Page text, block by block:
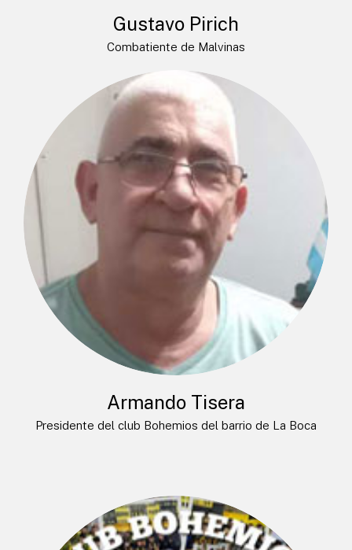
Gustavo Pirich
Combatiente de Malvinas
Armando Tisera
Presidente del club Bohemios del barrio de La Boca